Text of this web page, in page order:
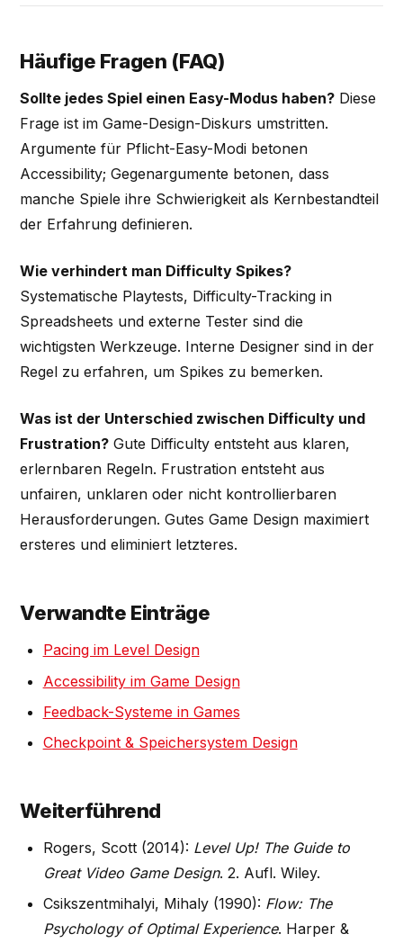
Häufige Fragen (FAQ)
Sollte jedes Spiel einen Easy-Modus haben? Diese
Frage ist im Game-Design-Diskurs umstritten.
Argumente für Pflicht-Easy-Modi betonen
Accessibility; Gegenargumente betonen, dass
manche Spiele ihre Schwierigkeit als Kernbestandteil
der Erfahrung definieren.
Wie verhindert man Difficulty Spikes?
Systematische Playtests, Difficulty-Tracking in
Spreadsheets und externe Tester sind die
wichtigsten Werkzeuge. Interne Designer sind in der
Regel zu erfahren, um Spikes zu bemerken.
Was ist der Unterschied zwischen Difficulty und
Frustration? Gute Difficulty entsteht aus klaren,
erlernbaren Regeln. Frustration entsteht aus
unfairen, unklaren oder nicht kontrollierbaren
Herausforderungen. Gutes Game Design maximiert
ersteres und eliminiert letzteres.
Verwandte Einträge
Pacing im Level Design
Accessibility im Game Design
Feedback-Systeme in Games
Checkpoint & Speichersystem Design
Weiterführend
Rogers, Scott (2014): Level Up! The Guide to
Great Video Game Design. 2. Aufl. Wiley.
Csikszentmihalyi, Mihaly (1990): Flow: The
Psychology of Optimal Experience. Harper &